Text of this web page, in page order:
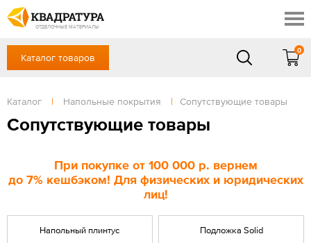
ОТДЕЛОЧНЫЕ МАТЕРИАЛЫ
Профи
Доставка и оплата
Готовые решения
Акции
Отзывы
+7 (391) 222-30-37
Сб, Вс — выходной
ЗАКАЗАТЬ ЗВОНОК
Каталог товаров
0
Каталог | Напольные покрытия | Сопутствующие товары
Сопутствующие товары
При покупке от 100 000 р. вернем
до 7% кешбэком! Для физических и юридических
лиц!
Напольный плинтус Подложка Solid